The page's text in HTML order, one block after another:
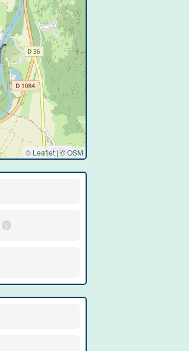
© Leaflet |©OSM